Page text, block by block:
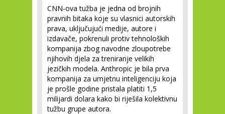
CNN-ova tužba je jedna od brojnih
pravnih bitaka koje su vlasnici autorskih
prava, uključujući medije, autore i
izdavače, pokrenuli protiv tehnoloških
kompanija zbog navodne zloupotrebe
njihovih djela za treniranje velikih
jezičkih modela. Anthropic je bila prva
kompanija za umjetnu inteligenciju koja
je prošle godine pristala platiti 1,5
milijardi dolara kako bi riješila kolektivnu
tužbu grupe autora.